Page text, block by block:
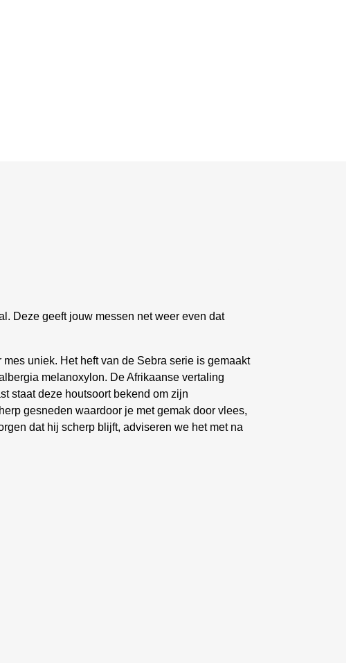
Deze geeft jouw messen net weer even dat
uniek. Het heft van de Sebra serie is gemaakt
melanoxylon. De Afrikaanse vertaling
staat deze houtsoort bekend om zijn
gesneden waardoor je met gemak door vlees,
dat hij scherp blijft, adviseren we het met na